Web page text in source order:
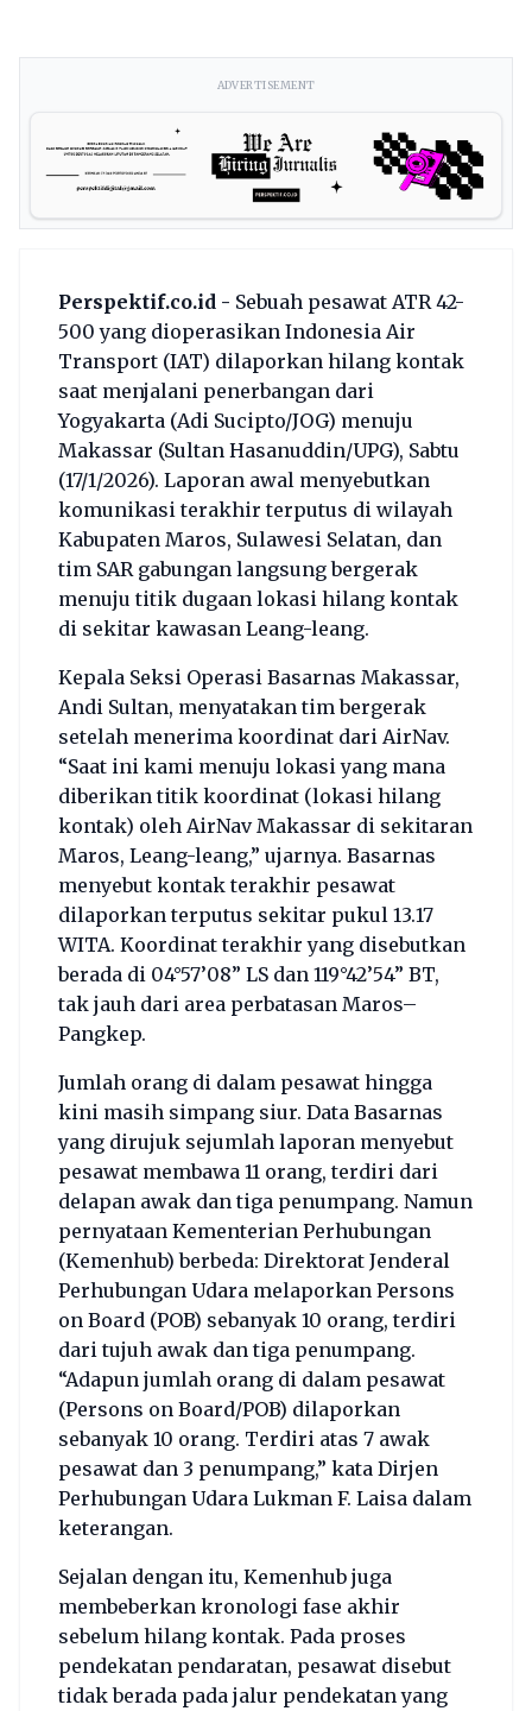
ADVERTISEMENT
Perspektif.co.id - Sebuah pesawat ATR 42-
500 yang dioperasikan Indonesia Air
Transport (IAT) dilaporkan hilang kontak
saat menjalani penerbangan dari
Yogyakarta (Adi Sucipto/JOG) menuju
Makassar (Sultan Hasanuddin/UPG), Sabtu
(17/1/2026). Laporan awal menyebutkan
komunikasi terakhir terputus di wilayah
Kabupaten Maros, Sulawesi Selatan, dan
tim SAR gabungan langsung bergerak
menuju titik dugaan lokasi hilang kontak
di sekitar kawasan Leang-leang.
Kepala Seksi Operasi Basarnas Makassar,
Andi Sultan, menyatakan tim bergerak
setelah menerima koordinat dari AirNav.
“Saat ini kami menuju lokasi yang mana
diberikan titik koordinat (lokasi hilang
kontak) oleh AirNav Makassar di sekitaran
Maros, Leang-leang,” ujarnya. Basarnas
menyebut kontak terakhir pesawat
dilaporkan terputus sekitar pukul 13.17
WITA. Koordinat terakhir yang disebutkan
berada di 04°57’08” LS dan 119°42’54” BT,
tak jauh dari area perbatasan Maros–
Pangkep.
Jumlah orang di dalam pesawat hingga
kini masih simpang siur. Data Basarnas
yang dirujuk sejumlah laporan menyebut
pesawat membawa 11 orang, terdiri dari
delapan awak dan tiga penumpang. Namun
pernyataan Kementerian Perhubungan
(Kemenhub) berbeda: Direktorat Jenderal
Perhubungan Udara melaporkan Persons
on Board (POB) sebanyak 10 orang, terdiri
dari tujuh awak dan tiga penumpang.
“Adapun jumlah orang di dalam pesawat
(Persons on Board/POB) dilaporkan
sebanyak 10 orang. Terdiri atas 7 awak
pesawat dan 3 penumpang,” kata Dirjen
Perhubungan Udara Lukman F. Laisa dalam
keterangan.
Sejalan dengan itu, Kemenhub juga
membeberkan kronologi fase akhir
sebelum hilang kontak. Pada proses
pendekatan pendaratan, pesawat disebut
tidak berada pada jalur pendekatan yang